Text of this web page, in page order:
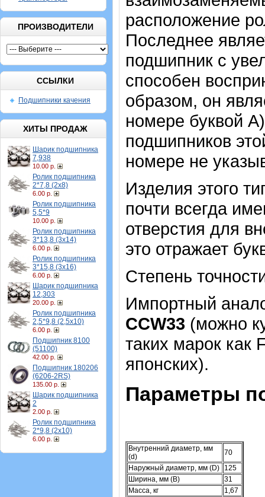
ПРОИЗВОДИТЕЛИ
ССЫЛКИ
Подшипники качения
ХИТЫ ПРОДАЖ
Шарик подшипника
7,938
10.00 р.
Ролик подшипника
2*7,8 (2х8)
6.00 р.
Ролик подшипника
5,5*9
10.00 р.
Ролик подшипника
3*13,8 (3х14)
6.00 р.
Ролик подшипника
3*15,8 (3х16)
6.00 р.
Шарик подшипника
12,303
20.00 р.
Ролик подшипника
2,5*9,8 (2,5х10)
6.00 р.
Подшипник 8100
(51100)
42.00 р.
Подшипник 180206
(6206-2RS)
135.00 р.
Шарик подшипника
2
2.00 р.
Ролик подшипника
2*9,8 (2х10)
6.00 р.
расположение
Последнее
подшипник с
способен
образом, он
номере буквой
подшипников
номере не
Изделия этого
почти всегда
отверстия для
это отражает
Степень
Импортный
СCW33 (можно
таких марок как
японских).
Параметры
Внутренний диаметр, мм
(d)
70
Наружный диаметр, мм (D)
125
Ширина, мм (B)
31
Масса, кг
1,67